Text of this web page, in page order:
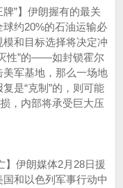
牌”】伊朗握有的最关
约20%的石油运输必
和目标选择将决定冲
性”的——如封锁霍尔
军基地，那么一场地
是“克制”的，则可能
，内部将承受巨大压
】伊朗媒体2月28日援
和以色列军事行动中